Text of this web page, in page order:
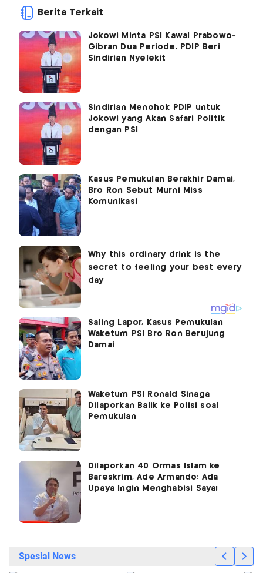
Berita Terkait
Jokowi Minta PSI Kawal Prabowo-
Gibran Dua Periode, PDIP Beri
Sindirian Nyelekit
Sindirian Menohok PDIP untuk
Jokowi yang Akan Safari Politik
dengan PSI
Kasus Pemukulan Berakhir Damai,
Bro Ron Sebut Murni Miss
Komunikasi
Saling Lapor, Kasus Pemukulan
Waketum PSI Bro Ron Berujung
Damai
Waketum PSI Ronald Sinaga
Dilaporkan Balik ke Polisi soal
Pemukulan
Dilaporkan 40 Ormas Islam ke
Bareskrim, Ade Armando: Ada
Upaya Ingin Menghabisi Saya!